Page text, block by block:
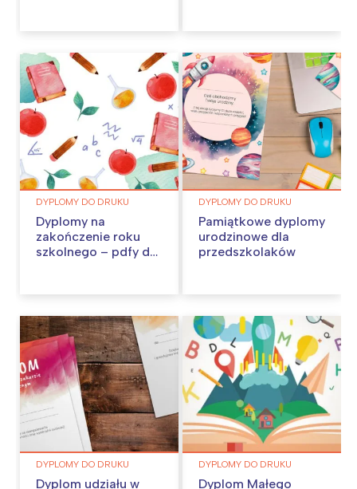
DYPLOMY DO DRUKU
Dyplomy na
zakończenie roku
szkolnego – pdfy do
DYPLOMY DO DRUKU
Pamiątkowe dyplomy
urodzinowe dla
przedszkolaków
DYPLOMY DO DRUKU
Dyplom udziału w
DYPLOMY DO DRUKU
Dyplom Małego